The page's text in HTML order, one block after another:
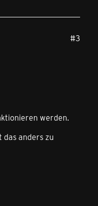
#3
werden.
anders zu